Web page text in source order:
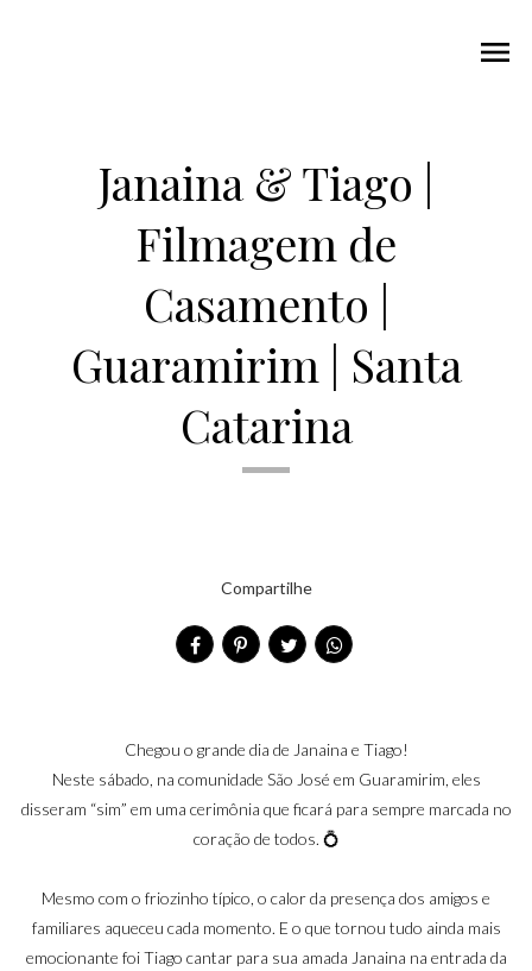
menu
Janaina & Tiago |
Filmagem de
Casamento |
Guaramirim | Santa
Catarina
Compartilhe
Chegou o grande dia de Janaina e Tiago!
Neste sábado, na comunidade São José em Guaramirim, eles
disseram “sim” em uma cerimônia que ficará para sempre marcada no
coração de todos. 💍
Mesmo com o friozinho típico, o calor da presença dos amigos e
familiares aqueceu cada momento. E o que tornou tudo ainda mais
emocionante foi Tiago cantar para sua amada Janaina na entrada da